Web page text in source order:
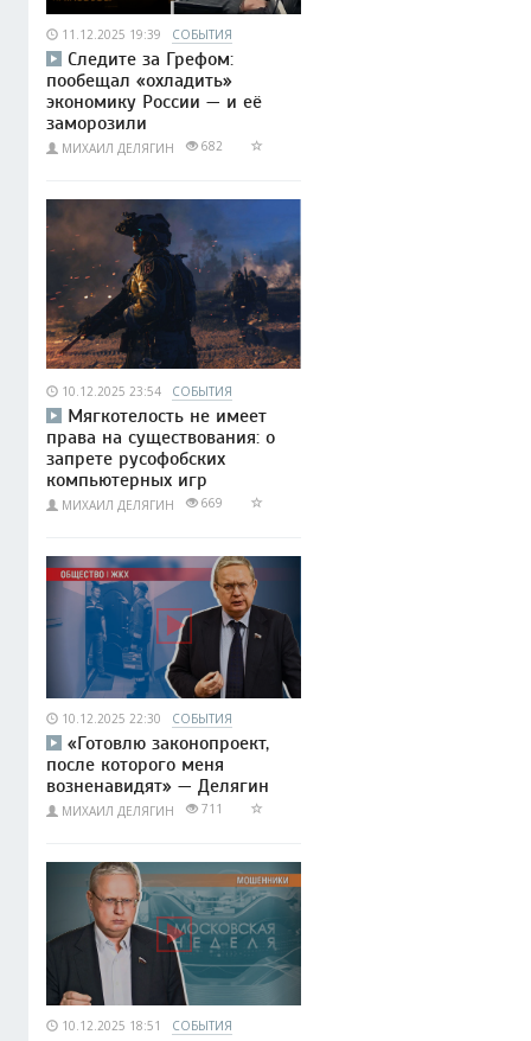
11.12.2025 19:39 СОБЫТИЯ
Следите за Грефом:
пообещал «охладить»
экономику России — и её
заморозили
МИХАИЛ ДЕЛЯГИН 682
10.12.2025 23:54 СОБЫТИЯ
Мягкотелость не имеет
права на существования: о
запрете русофобских
компьютерных игр
МИХАИЛ ДЕЛЯГИН 669
10.12.2025 22:30 СОБЫТИЯ
«Готовлю законопроект,
после которого меня
возненавидят» — Делягин
МИХАИЛ ДЕЛЯГИН 711
10.12.2025 18:51 СОБЫТИЯ